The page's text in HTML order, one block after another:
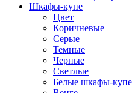
Шкафы-купе
Цвет
Коричневые
Серые
Темные
Черные
Светлые
Белые шкафы-купе